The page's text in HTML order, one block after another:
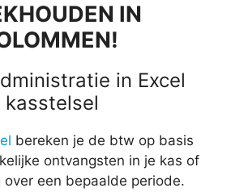
IN
in Excel
bereken je de btw op basis
ontvangsten in je kas of
over een bepaalde periode.